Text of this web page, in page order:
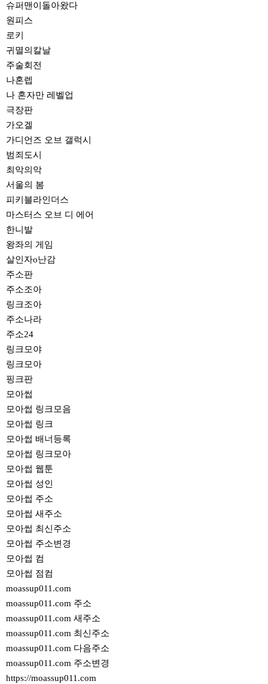
슈퍼맨이돌아왔다
원피스
로키
귀멸의칼날
주술회전
나혼렙
나 혼자만 레벨업
극장판
가오겔
가디언즈 오브 갤럭시
범죄도시
최악의악
서울의 봄
피키블라인더스
마스터스 오브 디 에어
한니발
왕좌의 게임
살인자o난감
주소판
주소조아
링크조아
주소나라
주소24
링크모야
링크모아
핑크판
모아썹
모아썹 링크모음
모아썹 링크
모아썹 배너등록
모아썹 링크모아
모아썹 웹툰
모아썹 성인
모아썹 주소
모아썹 새주소
모아썹 최신주소
모아썹 주소변경
모아썹 컴
모아썹 점컴
moassup011.com
moassup011.com 주소
moassup011.com 새주소
moassup011.com 최신주소
moassup011.com 다음주소
moassup011.com 주소변경
https://moassup011.com